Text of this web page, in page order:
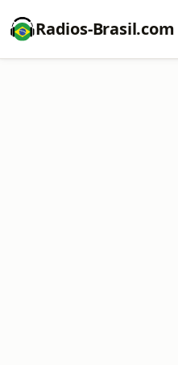
Radios-Brasil.com